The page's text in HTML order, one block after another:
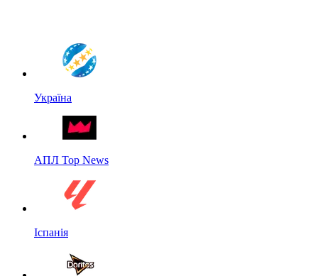
Україна
АПЛ Top News
Іспанія